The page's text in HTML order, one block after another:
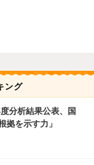
ング
分析結果公表、国
拠を示す力」